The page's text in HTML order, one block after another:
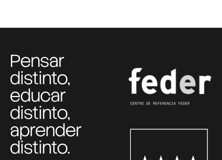
Pensar
distinto,
educar
distinto,
aprender
distinto.